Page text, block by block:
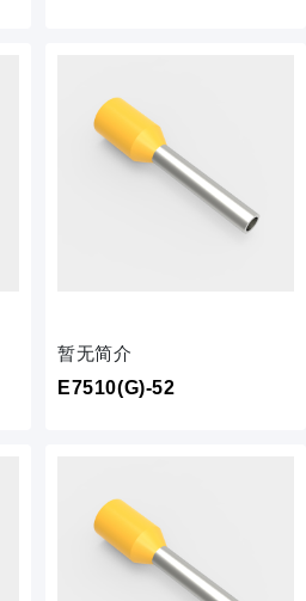
暂无简介
E7510(G)-52